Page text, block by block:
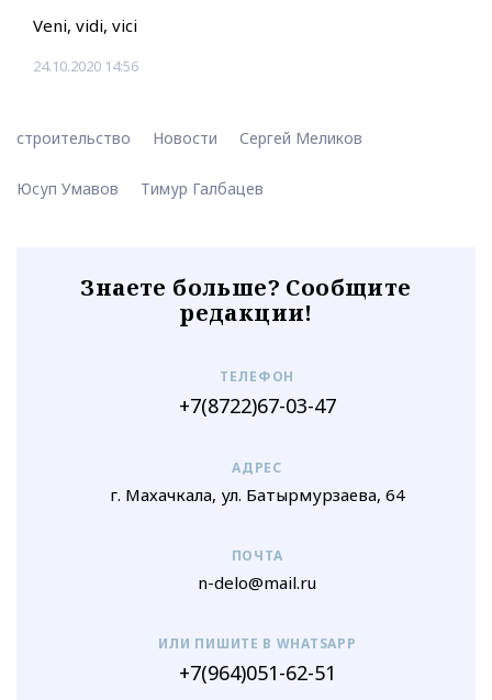
Veni, vidi, vici
24.10.2020 14:56
строительство Новости Сергей Меликов
Юсуп Умавов Тимур Галбацев
Знаете больше? Сообщите
редакции!
ТЕЛЕФОН
+7(8722)67-03-47
АДРЕС
г. Махачкала, ул. Батырмурзаева, 64
ПОЧТА
n-delo@mail.ru
ИЛИ ПИШИТЕ В WHATSAPP
+7(964)051-62-51